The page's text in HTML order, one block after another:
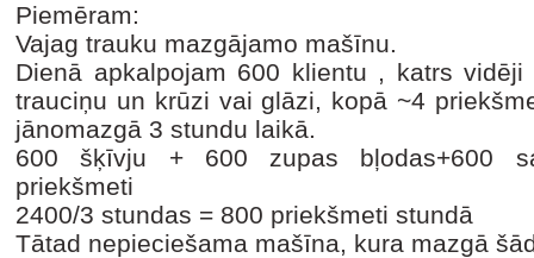
Piemēram:
Vajag trauku mazgājamo mašīnu.
Dienā apkalpojam 600 klientu , katrs
trauciņu un krūzi vai glāzi, kopā ~4
jānomazgā 3 stundu laikā.
600 šķīvju + 600 zupas bļodas+600
priekšmeti
2400/3 stundas = 800 priekšmeti stundā
Tātad nepieciešama mašīna, kura mazgā